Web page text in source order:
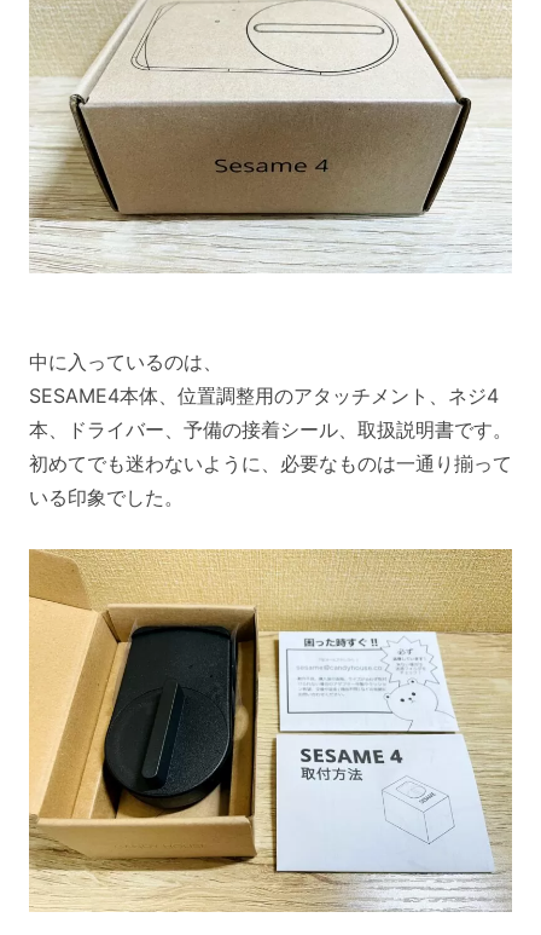
中に入っているのは、
SESAME4本体、位置調整用のアタッチメント、ネジ4
本、ドライバー、予備の接着シール、取扱説明書です。
初めてでも迷わないように、必要なものは一通り揃って
いる印象でした。